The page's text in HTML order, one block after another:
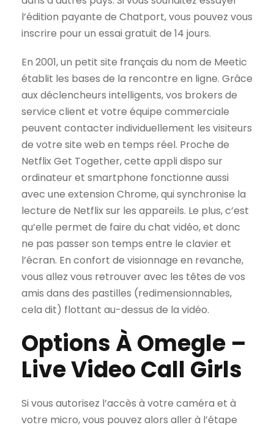
l’édition payante de Chatport, vous pouvez vous
inscrire pour un essai gratuit de 14 jours.
En 2001, un petit site français du nom de Meetic
établit les bases de la rencontre en ligne. Grâce
aux déclencheurs intelligents, vos brokers de
service client et votre équipe commerciale
peuvent contacter individuellement les visiteurs
de votre site web en temps réel. Proche de
Netflix Get Together, cette appli dispo sur
ordinateur et smartphone fonctionne aussi
avec une extension Chrome, qui synchronise la
lecture de Netflix sur les appareils. Le plus, c’est
qu’elle permet de faire du chat vidéo, et donc
ne pas passer son temps entre le clavier et
l’écran. En confort de visionnage en revanche,
vous allez vous retrouver avec les têtes de vos
amis dans des pastilles (redimensionnables,
cela dit) flottant au-dessus de la vidéo.
Options À Omegle –
Live Video Call Girls
Si vous autorisez l’accès à votre caméra et à
votre micro, vous pouvez alors aller à l’étape